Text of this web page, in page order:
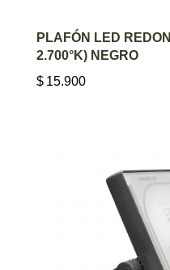
PLAFÓN LED
2.700°K) NEGRO
$ 15.900